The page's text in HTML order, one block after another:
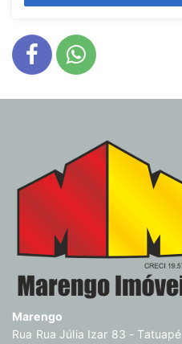
Marengo
Rua Rua Júlia Izar 83 - Tatuapé